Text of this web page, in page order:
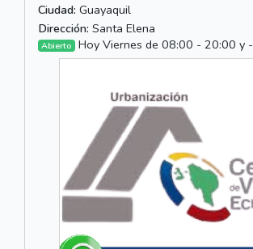
Ciudad: Guayaquil
Dirección: Santa Elena
Abierto Hoy Viernes de 08:00 - 20:00 y -